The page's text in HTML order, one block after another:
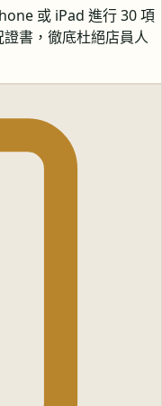
或 iPad 進行 30 項
書，徹底杜絕店員人